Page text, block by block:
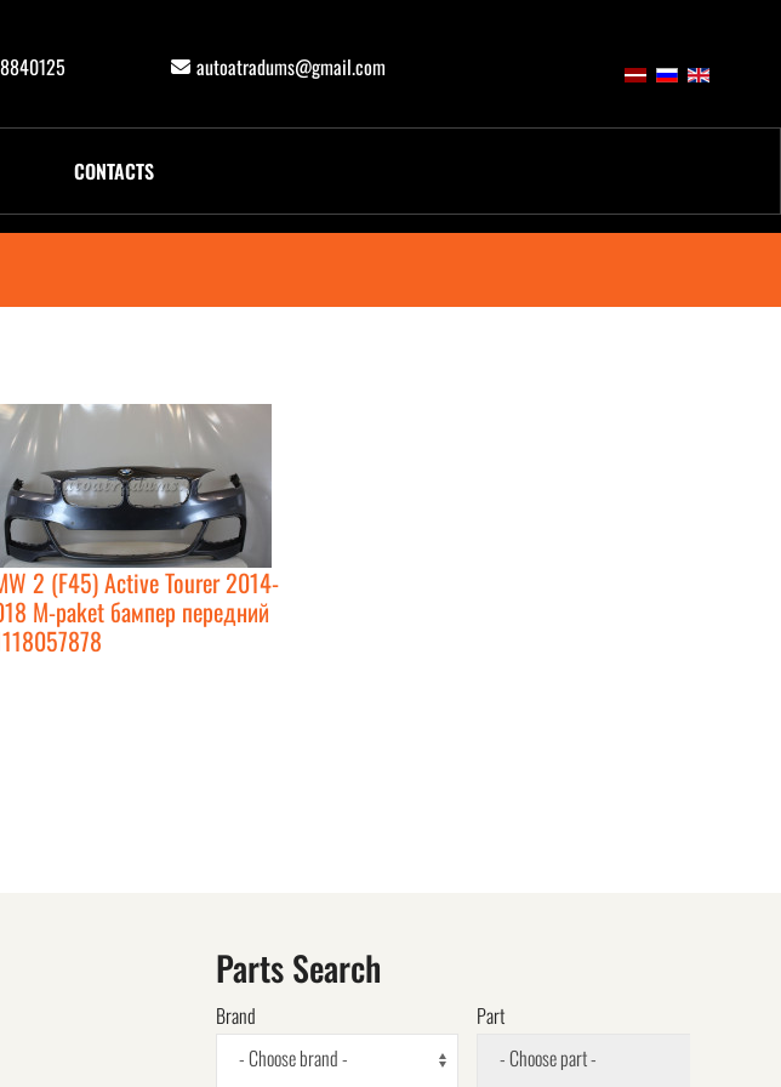
autoatradums@gmail.com
CONTACTS
2 (F45) Active Tourer 2014-
M-paket бампер передний
Parts Search
Brand
- Choose brand -
Part
- Choose part -